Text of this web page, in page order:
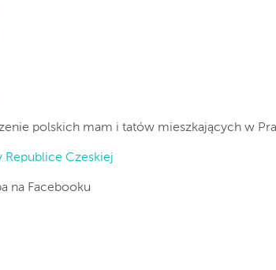
polskich mam i tatów mieszkających w
Republice Czeskiej
na Facebooku